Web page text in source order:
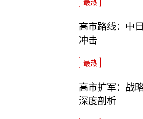
最热
高市路线：中
冲击
最热
高市扩军：战
深度剖析